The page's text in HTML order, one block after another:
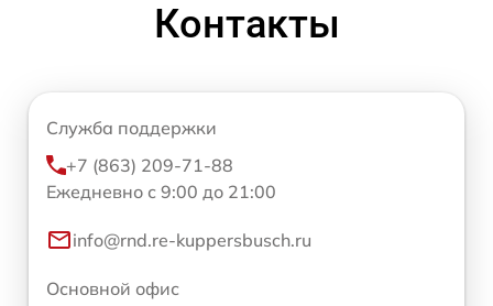
Контакты
Служба поддержки
+7 (863) 209-71-88
Ежедневно с 9:00 до 21:00
info@rnd.re-kuppersbusch.ru
Основной офис